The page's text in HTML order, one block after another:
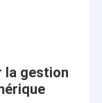
la gestion